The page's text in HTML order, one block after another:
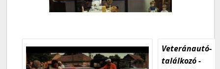
Veteránautó-
találkozó -